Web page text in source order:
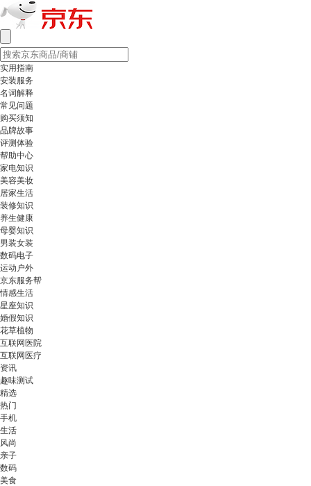
实用指南
安装服务
名词解释
常见问题
购买须知
品牌故事
评测体验
帮助中心
家电知识
美容美妆
居家生活
装修知识
养生健康
母婴知识
男装女装
数码电子
运动户外
京东服务帮
情感生活
星座知识
婚假知识
花草植物
互联网医院
互联网医疗
资讯
趣味测试
精选
热门
手机
生活
风尚
亲子
数码
美食